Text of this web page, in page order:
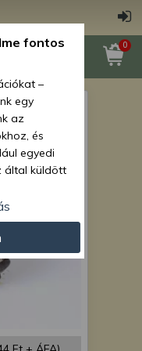
0
(1005,
fontos
–
egy
az
és
egyedi
által küldött
és
és
adatok
mi és a